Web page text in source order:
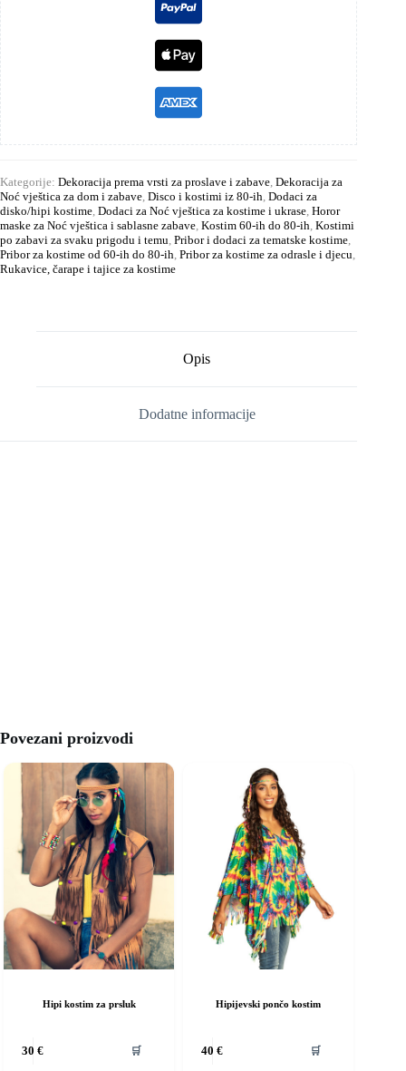
Kategorije: Dekoracija prema vrsti za proslave i zabave, Dekoracija za
Noć vještica za dom i zabave, Disco i kostimi iz 80-ih, Dodaci za
disko/hipi kostime, Dodaci za Noć vještica za kostime i ukrase, Horor
maske za Noć vještica i sablasne zabave, Kostim 60-ih do 80-ih, Kostimi
po zabavi za svaku prigodu i temu, Pribor i dodaci za tematske kostime,
Pribor za kostime od 60-ih do 80-ih, Pribor za kostime za odrasle i djecu,
Rukavice, čarape i tajice za kostime
Opis
Dodatne informacije
Povezani proizvodi
Hipi kostim za prsluk
30€ 🛒
Hipijevski pončo kostim
40€ 🛒
proizvod